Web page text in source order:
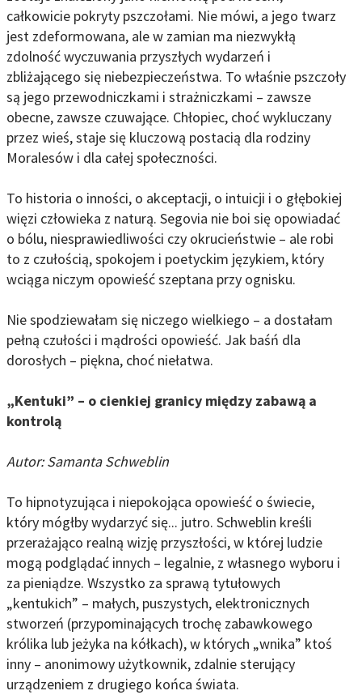
całkowicie pokryty pszczołami. Nie mówi, a jego twarz
jest zdeformowana, ale w zamian ma niezwykłą
zdolność wyczuwania przyszłych wydarzeń i
zbliżającego się niebezpieczeństwa. To właśnie pszczoły
są jego przewodniczkami i strażniczkami – zawsze
obecne, zawsze czuwające. Chłopiec, choć wykluczany
przez wieś, staje się kluczową postacią dla rodziny
Moralesów i dla całej społeczności.
To historia o inności, o akceptacji, o intuicji i o głębokiej
więzi człowieka z naturą. Segovia nie boi się opowiadać
o bólu, niesprawiedliwości czy okrucieństwie – ale robi
to z czułością, spokojem i poetyckim językiem, który
wciąga niczym opowieść szeptana przy ognisku.
Nie spodziewałam się niczego wielkiego – a dostałam
pełną czułości i mądrości opowieść. Jak baśń dla
dorosłych – piękna, choć niełatwa.
„Kentuki” – o cienkiej granicy między zabawą a
kontrolą
Autor: Samanta Schweblin
To hipnotyzująca i niepokojąca opowieść o świecie,
który mógłby wydarzyć się... jutro. Schweblin kreśli
przerażająco realną wizję przyszłości, w której ludzie
mogą podglądać innych – legalnie, z własnego wyboru i
za pieniądze. Wszystko za sprawą tytułowych
„kentukich” – małych, puszystych, elektronicznych
stworzeń (przypominających trochę zabawkowego
królika lub jeżyka na kółkach), w których „wnika” ktoś
inny – anonimowy użytkownik, zdalnie sterujący
urządzeniem z drugiego końca świata.